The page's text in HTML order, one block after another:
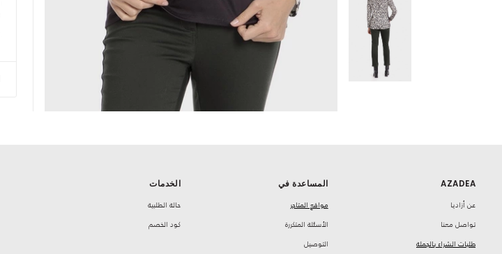
AZADEA
‏عن أزاديا
تواصل معنا
طلبات الشراء بالجملة
المساعدة في
مواقع المتاجر
‏الأسئلة المتكررة
‏التوصيل
الخدمات
حالة الطلبية
كود الخصم